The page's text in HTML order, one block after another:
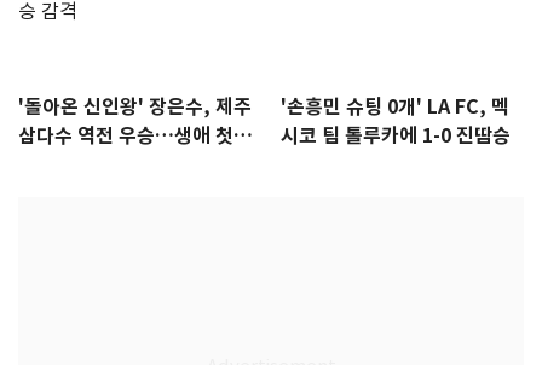
'돌아온 신인왕' 장은수, 제주
삼다수 역전 우승…생애 첫승
'손흥민 슈팅 0개' LA FC, 멕
시코 팀 톨루카에 1-0 진땀승